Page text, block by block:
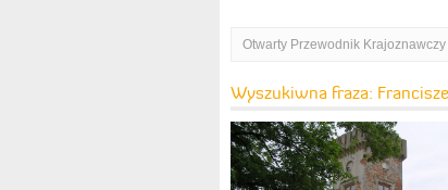
Otwarty Przewodnik Krajoznawczy
Wyszukiwna fraza: